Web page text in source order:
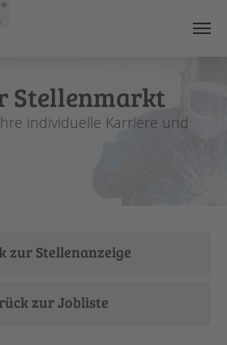
Stellenmarkt
individuelle Karriere und
zur Stellenanzeige
zur Jobliste